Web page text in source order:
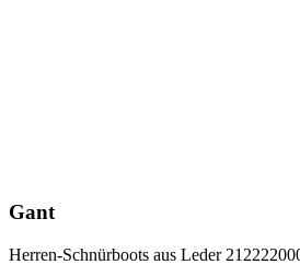
Gant
Herren-Schnürboots aus Leder